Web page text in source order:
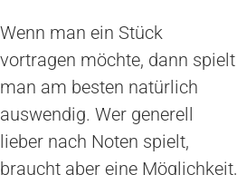
Wenn man ein Stück
vortragen möchte, dann spielt
man am besten natürlich
auswendig. Wer generell
lieber nach Noten spielt,
braucht aber eine Möglichkeit,